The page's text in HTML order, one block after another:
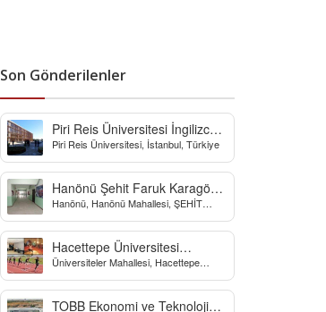
Son Gönderilenler
Piri Reis Üniversitesi İngilizce
Hazırlık Bölümü
Piri Reis Üniversitesi, İstanbul, Türkiye
Hanönü Şehit Faruk Karagöz
Yatılı Bölge Ortaokulu
Hanönü, Hanönü Mahallesi, ŞEHİT
Sokak, Kastamonu, Türkiye
Hacettepe Üniversitesi
Biyomekanik Laboratuvarı
Üniversiteler Mahallesi, Hacettepe
Yo, Çankaya/Ankara, Türkiye
TOBB Ekonomi ve Teknoloji